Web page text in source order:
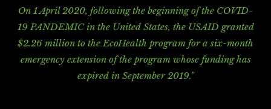
On 1 April 2020, following the beginning of the COVID-
19 PANDEMIC in the United States, the USAID granted
$2.26 million to the EcoHealth program for a six-month
emergency extension of the program whose funding has
expired in September 2019."